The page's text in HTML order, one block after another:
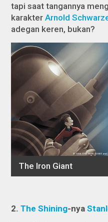
tapi saat tangannya
karakterArnold
adegan keren, bukan?
2.The Shining-nya